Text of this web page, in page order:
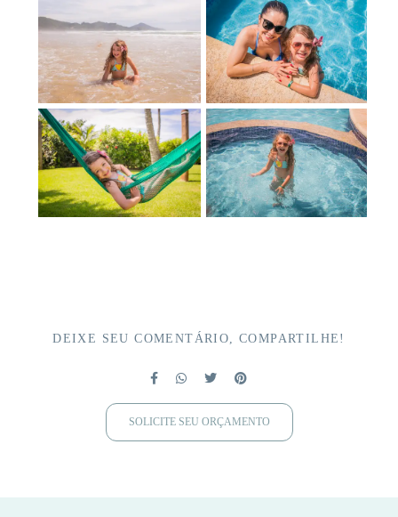
DEIXE SEU COMENTÁRIO, COMPARTILHE!
SOLICITE SEU ORÇAMENTO